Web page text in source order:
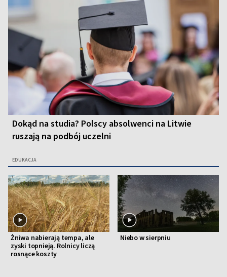
Dokąd na studia? Polscy absolwenci na Litwie
ruszają na podbój uczelni
EDUKACJA
Żniwa nabierają tempa, ale
zyski topnieją. Rolnicy liczą
rosnące koszty
Niebo w sierpniu